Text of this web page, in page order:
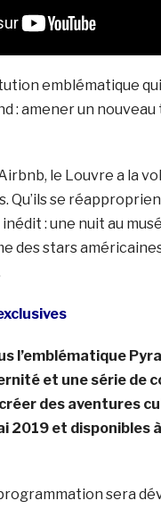
emblématique
: amener un
le Louvre a la
Qu’ils se
: une nuit au
des stars
l’emblématique
et une série de
des aventures
2019 et disponibles
sera